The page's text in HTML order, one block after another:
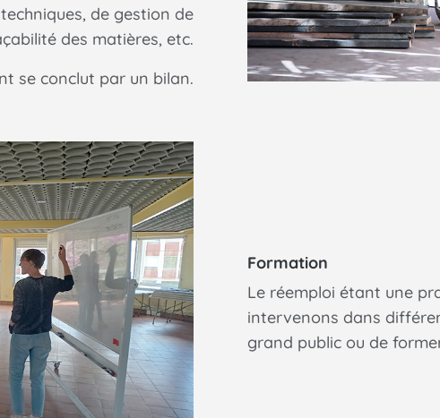
de gestion de
des matières, etc.
se conclut par un bilan.
Formation
Le réemploi étant une
intervenons dans
grand public ou de